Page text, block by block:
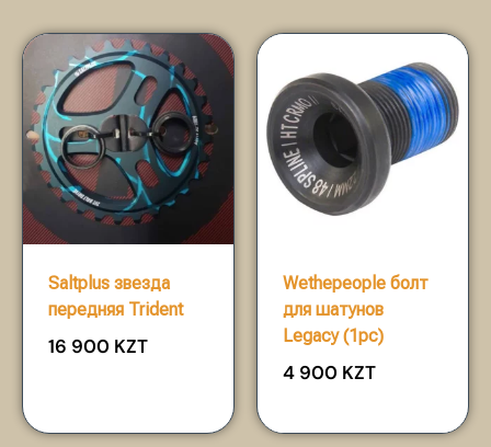
Saltplus звезда
передняя Trident
16 900 KZT
Wethepeople болт
для шатунов
Legacy (1pc)
4 900 KZT